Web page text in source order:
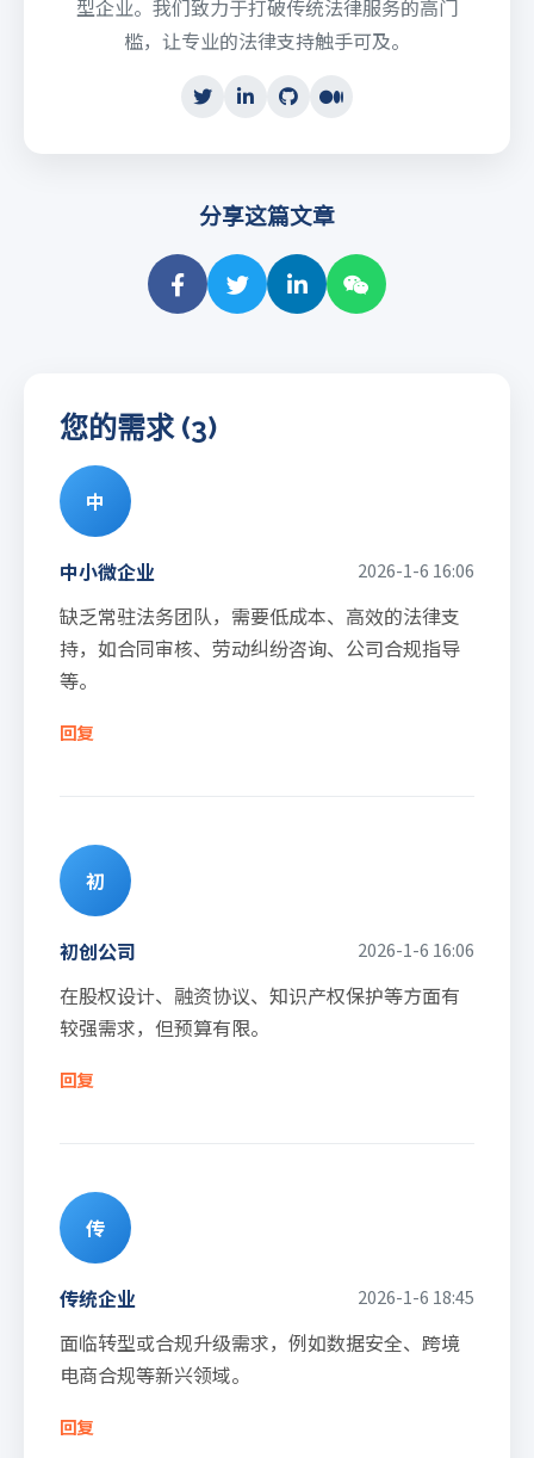
型企业。我们致力于打破传统法律服务的高门
槛，让专业的法律支持触手可及。
分享这篇文章
您的需求 (3)
中
中小微企业 2026-1-6 16:06
缺乏常驻法务团队，需要低成本、高效的法律支
持，如合同审核、劳动纠纷咨询、公司合规指导
等。
回复
初
初创公司 2026-1-6 16:06
在股权设计、融资协议、知识产权保护等方面有
较强需求，但预算有限。
回复
传
传统企业 2026-1-6 18:45
面临转型或合规升级需求，例如数据安全、跨境
电商合规等新兴领域。
回复